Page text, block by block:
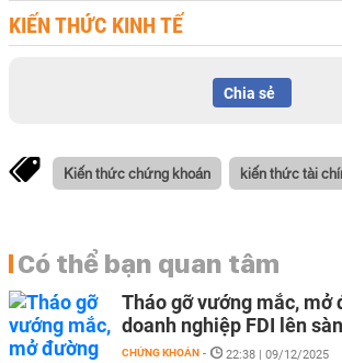
KIẾN THỨC KINH TẾ
Chia sẻ
Kiến thức chứng khoán kiến thức tài
Có thể bạn quan tâm
Tháo gỡ vướng mắc, mở
doanh nghiệp FDI lên sàn
CHỨNG KHOÁN - 22:38 | 09/12/2025